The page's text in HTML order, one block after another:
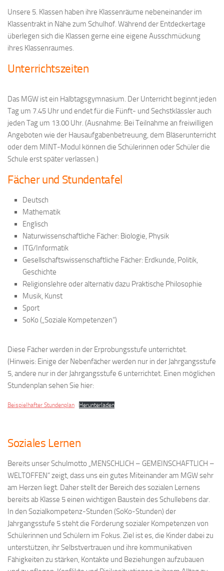
Unsere 5. Klassen haben ihre Klassenräume nebeneinander im
Klassentrakt in Nähe zum Schulhof. Während der Entdeckertage
überlegen sich die Klassen gerne eine eigene Ausschmückung
ihres Klassenraumes.
Unterrichtszeiten
Das MGW ist ein Halbtagsgymnasium. Der Unterricht beginnt jeden
Tag um 7.45 Uhr und endet für die Fünft- und Sechstklässler auch
jeden Tag um 13.00 Uhr. (Ausnahme: Bei Teilnahme an freiwilligen
Angeboten wie der Hausaufgabenbetreuung, dem Bläserunterricht
oder dem MINT-Modul können die Schülerinnen oder Schüler die
Schule erst später verlassen.)
Fächer und Stundentafel
Deutsch
Mathematik
Englisch
Naturwissenschaftliche Fächer: Biologie, Physik
ITG/Informatik
Gesellschaftswissenschaftliche Fächer: Erdkunde, Politik,
Geschichte
Religionslehre oder alternativ dazu Praktische Philosophie
Musik, Kunst
Sport
SoKo („Soziale Kompetenzen“)
Diese Fächer werden in der Erprobungsstufe unterrichtet.
(Hinweis: Einige der Nebenfächer werden nur in der Jahrgangsstufe
5, andere nur in der Jahrgangsstufe 6 unterrichtet. Einen möglichen
Stundenplan sehen Sie hier:
Beispielhafter Stundenplan Herunterladen
Soziales Lernen
Bereits unser Schulmotto „MENSCHLICH – GEMEINSCHAFTLICH –
WELTOFFEN“ zeigt, dass uns ein gutes Miteinander am MGW sehr
am Herzen liegt. Daher stellt der Bereich des sozialen Lernens
bereits ab Klasse 5 einen wichtigen Baustein des Schullebens dar.
In den Sozialkompetenz-Stunden (SoKo-Stunden) der
Jahrgangsstufe 5 steht die Förderung sozialer Kompetenzen von
Schülerinnen und Schülern im Fokus. Ziel ist es, die Kinder dabei zu
unterstützen, ihr Selbstvertrauen und ihre kommunikativen
Fähigkeiten zu stärken, Kontakte und Beziehungen aufzubauen